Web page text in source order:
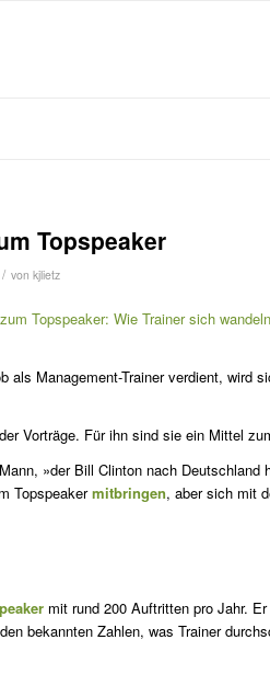
Topspeaker
/ von kjlietz
Topspeaker: Wie Trainer sich
als Management-Trainer verdient, wird
Vorträge. Für ihn sind sie ein Mittel
»der Bill Clinton nach
Topspeakermitbringen, aber sich mit
mit rund 200 Auftritten pro Jahr.
bekannten Zahlen, was Trainer